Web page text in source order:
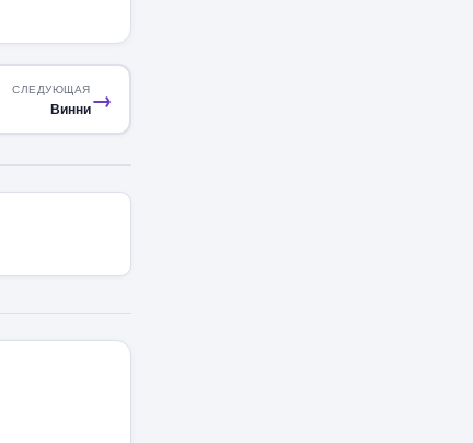
→
СЛЕДУЮЩАЯ
Винни